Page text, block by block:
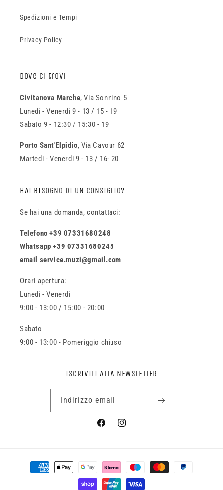
Spedizioni e Tempi
Privacy Policy
Dove ci trovi
Civitanova Marche, Via Sonnino 5
Lunedi - Venerdi 9 - 13 / 15 - 19
Sabato 9 - 12:30 / 15:30 - 19
Porto Sant'Elpidio, Via Cavour 62
Martedi - Venerdi 9 - 13 / 16- 20
HAI BISOGNO DI UN CONSIGLIO?
Se hai una domanda, contattaci:
Telefono +39 07331680248
Whatsapp +39 07331680248
email service.muzi@gmail.com
Orari apertura:
Lunedi - Venerdi
9:00 - 13:00 / 15:00 - 20:00
Sabato
9:00 - 13:00 - Pomeriggio chiuso
ISCRIVITI ALLA NEWSLETTER
Indirizzo email
FacebookInstagram
Metodi